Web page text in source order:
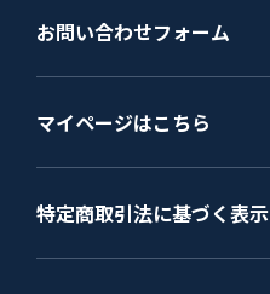
お問い合わせフォーム
マイページはこちら
特定商取引法に基づく表示